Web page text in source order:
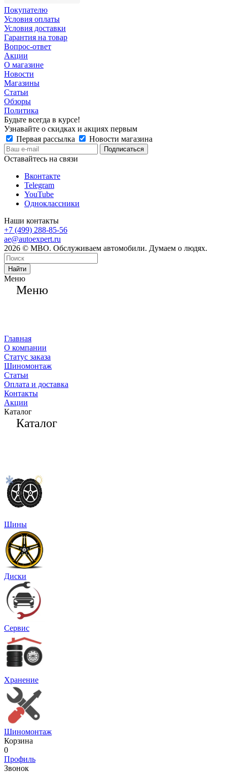
Покупателю
Условия оплаты
Условия доставки
Гарантия на товар
Вопрос-ответ
Акции
О магазине
Новости
Магазины
Статьи
Обзоры
Политика
Будьте всегда в курсе!
Узнавайте о скидках и акциях первым
Первая рассылка
Новости магазина
Оставайтесь на связи
Вконтакте
Telegram
YouTube
Одноклассники
Наши контакты
+7 (499) 288-85-56
ae@autoexpert.ru
2026 © МВО. Обслуживаем автомобили. Думаем о людях.
Найти
Меню
Меню
Главная
О компании
Статус заказа
Шиномонтаж
Статьи
Оплата и доставка
Контакты
Акции
Каталог
Каталог
Шины
Диски
Сервис
Хранение
Шиномонтаж
Корзина
0
Профиль
Звонок